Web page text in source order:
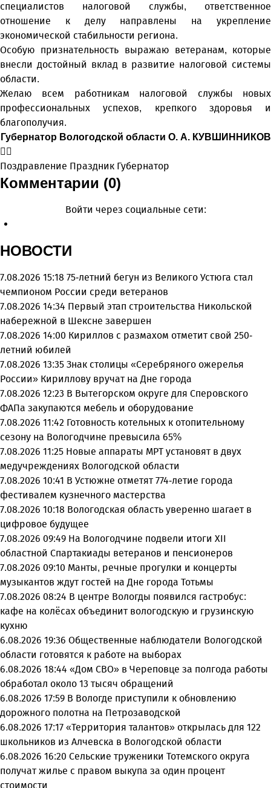
специалистов налоговой службы, ответственное
отношение к делу направлены на укрепление
экономической стабильности региона.
Особую признательность выражаю ветеранам, которые
внесли достойный вклад в развитие налоговой системы
области.
Желаю всем работникам налоговой службы новых
профессиональных успехов, крепкого здоровья и
благополучия.
Губернатор Вологодской области О. А. КУВШИННИКОВ
Поздравление Праздник Губернатор
Комментарии (0)
Войти через социальные сети:
НОВОСТИ
7.08.2026 15:18 75-летний бегун из Великого Устюга стал
чемпионом России среди ветеранов
7.08.2026 14:34 Первый этап строительства Никольской
набережной в Шексне завершен
7.08.2026 14:00 Кириллов с размахом отметит свой 250-
летний юбилей
7.08.2026 13:35 Знак столицы «Серебряного ожерелья
России» Кириллову вручат на Дне города
7.08.2026 12:23 В Вытегорском округе для Сперовского
ФАПа закупаются мебель и оборудование
7.08.2026 11:42 Готовность котельных к отопительному
сезону на Вологодчине превысила 65%
7.08.2026 11:25 Новые аппараты МРТ установят в двух
медучреждениях Вологодской области
7.08.2026 10:41 В Устюжне отметят 774-летие города
фестивалем кузнечного мастерства
7.08.2026 10:18 Вологодская область уверенно шагает в
цифровое будущее
7.08.2026 09:49 На Вологодчине подвели итоги XII
областной Спартакиады ветеранов и пенсионеров
7.08.2026 09:10 Манты, речные прогулки и концерты
музыкантов ждут гостей на Дне города Тотьмы
7.08.2026 08:24 В центре Вологды появился гастробус:
кафе на колёсах объединит вологодскую и грузинскую
кухню
6.08.2026 19:36 Общественные наблюдатели Вологодской
области готовятся к работе на выборах
6.08.2026 18:44 «Дом СВО» в Череповце за полгода работы
обработал около 13 тысяч обращений
6.08.2026 17:59 В Вологде приступили к обновлению
дорожного полотна на Петрозаводской
6.08.2026 17:17 «Территория талантов» открылась для 122
школьников из Алчевска в Вологодской области
6.08.2026 16:20 Сельские труженики Тотемского округа
получат жилье с правом выкупа за один процент
стоимости